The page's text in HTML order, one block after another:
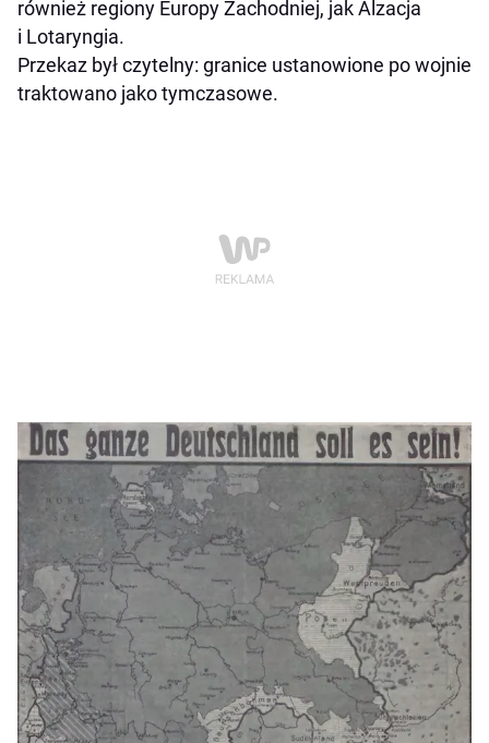
również regiony Europy Zachodniej, jak Alzacja
i Lotaryngia.
Przekaz był czytelny: granice ustanowione po wojnie
traktowano jako tymczasowe.